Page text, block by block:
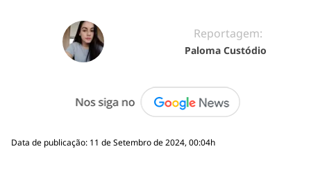
Reportagem:
Paloma Custódio
Data de publicação: 11 de Setembro de 2024, 00:04h